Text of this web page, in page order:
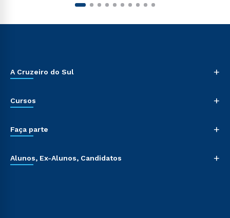
A Cruzeiro do Sul +
Cursos +
Faça parte +
Alunos, Ex-Alunos, Candidatos +